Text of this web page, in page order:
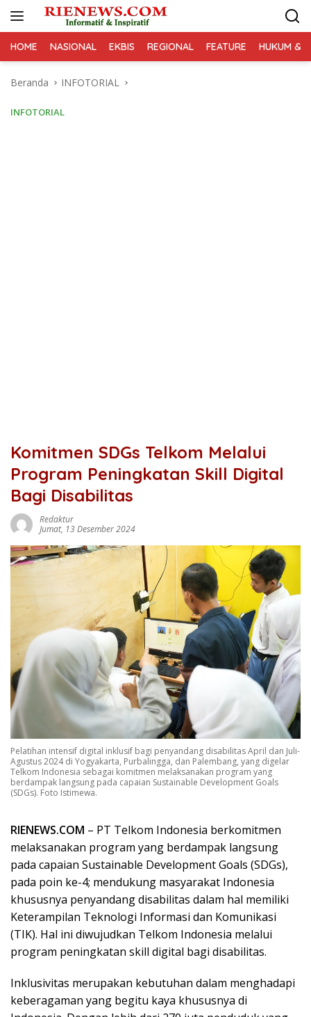
HOME NASIONAL EKBIS REGIONAL FEATURE HUKUM &
Beranda INFOTORIAL
INFOTORIAL
Komitmen SDGs Telkom Melalui
Program Peningkatan Skill Digital
Bagi Disabilitas
Redaktur
Jumat, 13 Desember 2024
Pelatihan intensif digital inklusif bagi penyandang disabilitas April dan Juli-
Agustus 2024 di Yogyakarta, Purbalingga, dan Palembang, yang digelar
Telkom Indonesia sebagai komitmen melaksanakan program yang
berdampak langsung pada capaian Sustainable Development Goals
(SDGs). Foto Istimewa.
RIENEWS.COM – PT Telkom Indonesia berkomitmen
melaksanakan program yang berdampak langsung
pada capaian Sustainable Development Goals (SDGs),
pada poin ke-4; mendukung masyarakat Indonesia
khususnya penyandang disabilitas dalam hal memiliki
Keterampilan Teknologi Informasi dan Komunikasi
(TIK). Hal ini diwujudkan Telkom Indonesia melalui
program peningkatan skill digital bagi disabilitas.
Inklusivitas merupakan kebutuhan dalam menghadapi
keberagaman yang begitu kaya khususnya di